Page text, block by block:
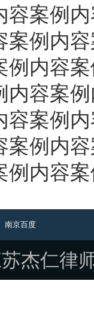
容案例
案例内
例内容
内容案
容案例
案例内
例内容
南京百度
杰仁